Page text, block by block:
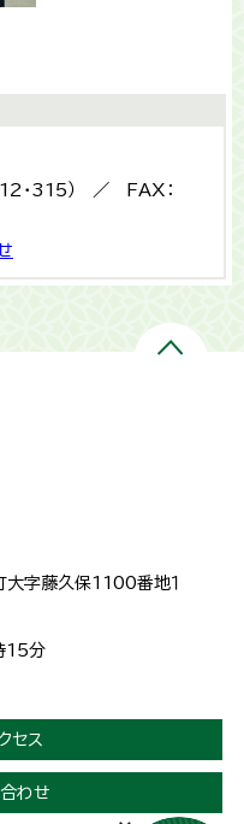
・315） ／ FAX：
字藤久保1100番地１
15分
セス
わせ